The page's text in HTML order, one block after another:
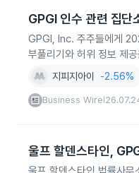
GPGI 인수 관련 집단
GPGI, Inc. 주주들에게
부풀리기와 허위 정보 제
지피지아이 -2.56%
Business Wire
울프 할덴스타인,